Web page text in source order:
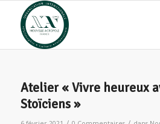
Atelier « Vivre heureux
Stoïciens »